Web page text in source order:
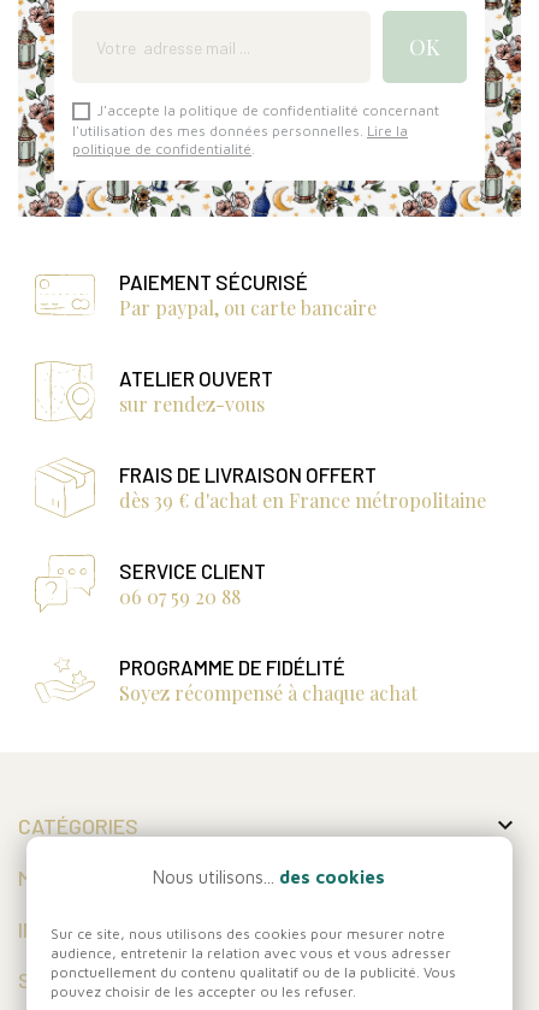
J'accepte la politique de confidentialité concernant
l'utilisation des mes données personnelles. Lire la
politique de confidentialité
PAIEMENT SÉCURISÉ
Par paypal, ou carte bancaire
ATELIER OUVERT
sur rendez-vous
FRAIS DE LIVRAISON OFFERT
dès 39 € d'achat en France métropolitaine
SERVICE CLIENT
06 07 59 20 88
PROGRAMME DE FIDÉLITÉ
Soyez récompensé à chaque achat
CATÉGORIES 
MON COMPTE
INFORMATIONS
SUIVEZ-NOUS
Nous utilisons... des cookies
Sur ce site, nous utilisons des cookies pour mesurer notre
audience, entretenir la relation avec vous et vous adresser
ponctuellement du contenu qualitatif ou de la publicité. Vous
pouvez choisir de les accepter ou les refuser.